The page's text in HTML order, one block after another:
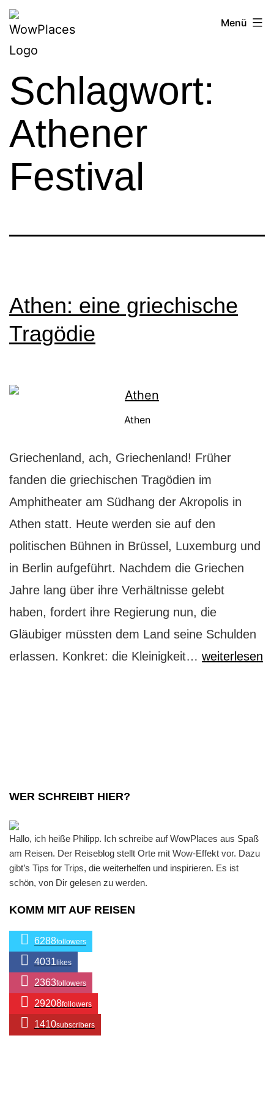
Zum
Inhalt
springen
Reiseblog
WowPlaces.de
Menü
Schlagwort:
Athener
Festival
Athen: eine griechische
Tragödie
Athen
Griechenland, ach, Griechenland! Früher
fanden die griechischen Tragödien im
Amphitheater am Südhang der Akropolis in
Athen statt. Heute werden sie auf den
politischen Bühnen in Brüssel, Luxemburg und
in Berlin aufgeführt. Nachdem die Griechen
Jahre lang über ihre Verhältnisse gelebt
haben, fordert ihre Regierung nun, die
Gläubiger müssten dem Land seine Schulden
erlassen. Konkret: die Kleinigkeit… Athen:
weiterlesen
WER SCHREIBT HIER?
Hallo, ich heiße Philipp. Ich schreibe auf WowPlaces aus Spaß
am Reisen. Der Reiseblog stellt Orte mit Wow-Effekt vor. Dazu
gibt’s Tips for Trips, die weiterhelfen und inspirieren. Es ist
schön, von Dir gelesen zu werden.
KOMM MIT AUF REISEN
6288followers
4031likes
2363followers
29208followers
1410subscribers